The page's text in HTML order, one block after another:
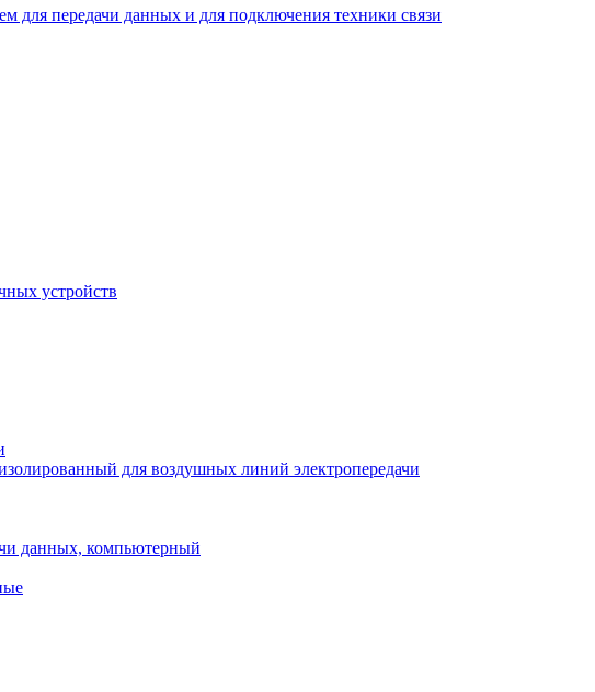
для передачи данных и для подключения техники связи
устройств
для воздушных линий электропередачи
данных, компьютерный